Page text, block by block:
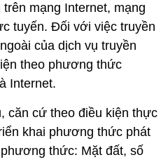
mạng Internet, mạng
tuyến. Đối với việc truyền
của dịch vụ truyền
theo phương thức
Internet.
căn cứ theo điều kiện thực
khai phương thức phát
thức: Mặt đất, số